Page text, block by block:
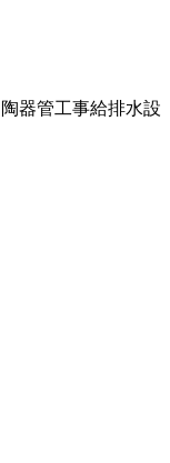
器管工事給排水設